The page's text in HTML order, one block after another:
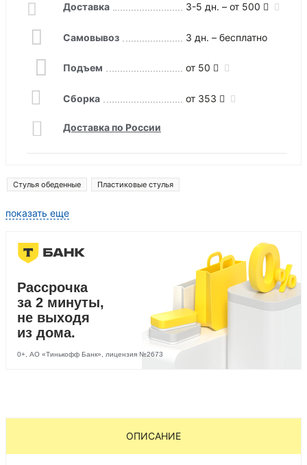
Доставка 3-5 дн. – от 500
Самовывоз 3 дн. – бесплатно
Подъем от 50
Сборка от 353
Доставка по России
Стулья обеденные Пластиковые стулья
показать еще
Рассрочка
за 2 минуты,
не выходя
из дома.
0+, АО «Тинькофф Банк», лицензия №2673
ОПИСАНИЕ